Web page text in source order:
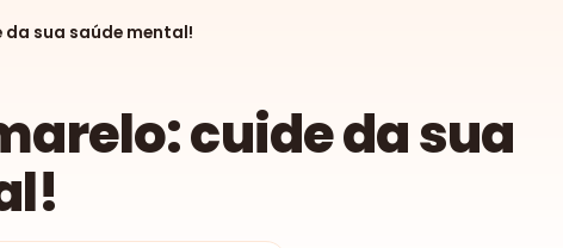
da sua saúde mental!
cuide da sua